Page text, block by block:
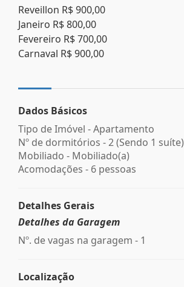
Reveillon R$ 900,00
Janeiro R$ 800,00
Fevereiro R$ 700,00
Carnaval R$ 900,00
Dados Básicos
Tipo de Imóvel - Apartamento
Nº de dormitórios - 2 (Sendo 1 suíte)
Mobiliado - Mobiliado(a)
Acomodações - 6 pessoas
Detalhes Gerais
Detalhes da Garagem
Nº. de vagas na garagem - 1
Localização